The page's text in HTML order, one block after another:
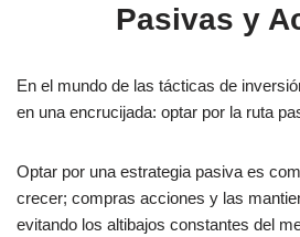
Pasivas y
En el mundo de las tácticas de
en una encrucijada: optar por la ruta
Optar por una estrategia pasiva es
crecer; compras acciones y las
evitando los altibajos constantes del